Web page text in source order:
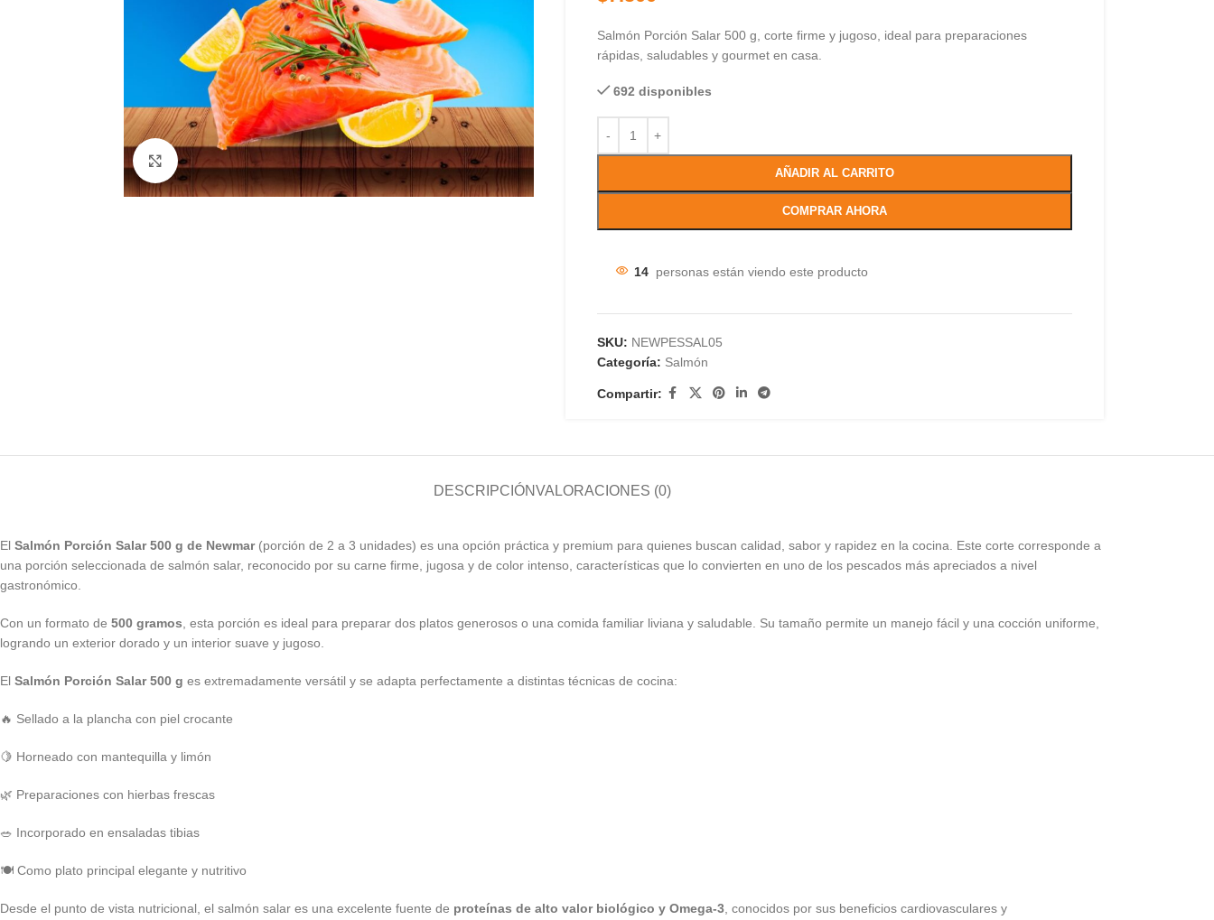
Clic para ampliar
Salmón Porción Salar 500 g, corte firme y jugoso, ideal para preparaciones
rápidas, saludables y gourmet en casa.
692 disponibles
AÑADIR AL CARRITO
COMPRAR AHORA
14 personas están viendo este producto
SKU: NEWPESSAL05
Categoría: Salmón
Compartir:
DESCRIPCIÓNVALORACIONES (0)
El Salmón Porción Salar 500 g de Newmar(porción de 2 a 3 unidades) es una opción práctica y premium para quienes buscan calidad, sabor y rapidez en la cocina. Este corte corresponde a
una porción seleccionada de salmón salar, reconocido por su carne firme, jugosa y de color intenso, características que lo convierten en uno de los pescados más apreciados a nivel
gastronómico.
Con un formato de 500 gramos , esta porción es ideal para preparar dos platos generosos o una comida familiar liviana y saludable. Su tamaño permite un manejo fácil y una cocción uniforme,
logrando un exterior dorado y un interior suave y jugoso.
El Salmón Porción Salar 500 g es extremadamente versátil y se adapta perfectamente a distintas técnicas de cocina:
🔥 Sellado a la plancha con piel crocante
🍋 Horneado con mantequilla y limón
🌿 Preparaciones con hierbas frescas
🥗 Incorporado en ensaladas tibias
🍽️ Como plato principal elegante y nutritivo
Desde el punto de vista nutricional, el salmón salar es una excelente fuente de proteínas de alto valor biológico y Omega-3 , conocidos por sus beneficios cardiovasculares y